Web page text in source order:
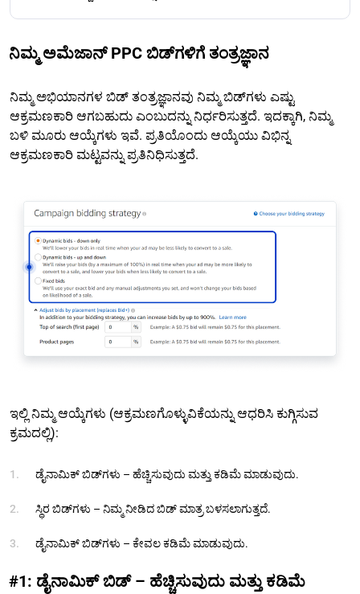
ನಿಮ್ಮ ಅಮೆಜಾನ್ PPC ಬಿಡ್‌ಗಳಿಗೆ ತಂತ್ರಜ್ಞಾನ
ನಿಮ್ಮ ಅಭಿಯಾನಗಳ ಬಿಡ್ ತಂತ್ರಜ್ಞಾನವು ನಿಮ್ಮ ಬಿಡ್‌ಗಳು ಎಷ್ಟು
ಆಕ್ರಮಣಕಾರಿ ಆಗಬಹುದು ಎಂಬುದನ್ನು ನಿರ್ಧರಿಸುತ್ತದೆ. ಇದಕ್ಕಾಗಿ, ನಿಮ್ಮ
ಬಳಿ ಮೂರು ಆಯ್ಕೆಗಳು ಇವೆ. ಪ್ರತಿಯೊಂದು ಆಯ್ಕೆಯು ವಿಭಿನ್ನ
ಆಕ್ರಮಣಕಾರಿ ಮಟ್ಟವನ್ನು ಪ್ರತಿನಿಧಿಸುತ್ತದೆ.
ಇಲ್ಲಿ ನಿಮ್ಮ ಆಯ್ಕೆಗಳು (ಆಕ್ರಮಣಗೊಳ್ಳುವಿಕೆಯನ್ನು ಆಧರಿಸಿ ಕುಗ್ಗಿಸುವ
ಕ್ರಮದಲ್ಲಿ):
ಡೈನಾಮಿಕ್ ಬಿಡ್‌ಗಳು – ಹೆಚ್ಚಿಸುವುದು ಮತ್ತು ಕಡಿಮೆ ಮಾಡುವುದು.
ಸ್ಥಿರ ಬಿಡ್‌ಗಳು – ನಿಮ್ಮ ನೀಡಿದ ಬಿಡ್ ಮಾತ್ರ ಬಳಸಲಾಗುತ್ತದೆ.
ಡೈನಾಮಿಕ್ ಬಿಡ್‌ಗಳು – ಕೇವಲ ಕಡಿಮೆ ಮಾಡುವುದು.
#1: ಡೈನಾಮಿಕ್ ಬಿಡ್ – ಹೆಚ್ಚಿಸುವುದು ಮತ್ತು ಕಡಿಮೆ